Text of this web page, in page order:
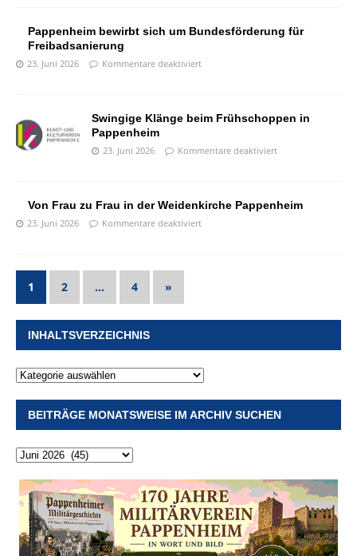
Pappenheim bewirbt sich um Bundesförderung für
Freibadsanierung
23. Juni 2026 Kommentare deaktiviert
Swingige Klänge beim Frühschoppen in
Pappenheim
23. Juni 2026 Kommentare deaktiviert
Von Frau zu Frau in der Weidenkirche Pappenheim
23. Juni 2026 Kommentare deaktiviert
1 2 … 4 »
INHALTSVERZEICHNIS
BEITRÄGE MONATSWEISE IM ARCHIV SUCHEN